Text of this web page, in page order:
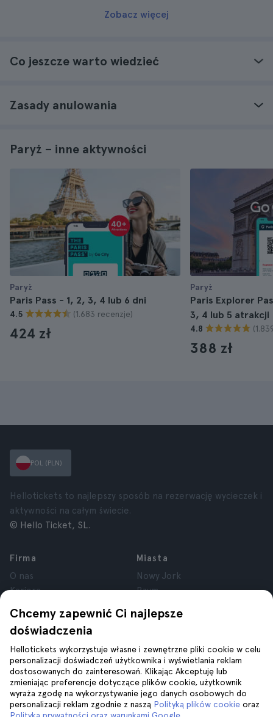
Zobacz więcej
Co jeszcze warto wiedzieć
Zasady anulowania
Paryż – inne aktywności
Paryż
Paris Pass - 1, 2, 3, 4 lub 6 dni
4.5 (1.683 recenzje)
424 zł
Paryż
Paris Explorer
3, 4 lub 5 atrakcji
4.8
388 zł
Chcemy zapewnić Ci najlepsze
doświadczenia
Hellotickets wykorzystuje własne i zewnętrzne pliki cookie w celu
personalizacji doświadczeń użytkownika i wyświetlania reklam
dostosowanych do zainteresowań. Klikając Akceptuję lub
zmieniając preferencje dotyczące plików cookie, użytkownik
wyraża zgodę na wykorzystywanie jego danych osobowych do
personalizacji reklam zgodnie z naszą Polityką plików cookie oraz
POL (PLN)
Hellotickets to najlepszy sposób na rezerwację wycieczek i
aktywności na całym świecie.
© Hello Ticket, SL.
Firma
O nas
Kariera
Recenzje
Prywatność
Regulamin
Informacje prawne
Pliki cookie
Miasta
Nowy Jork
Rzym
Londyn
Kraków
Tenerife
Pomoc Dołącz do nas na